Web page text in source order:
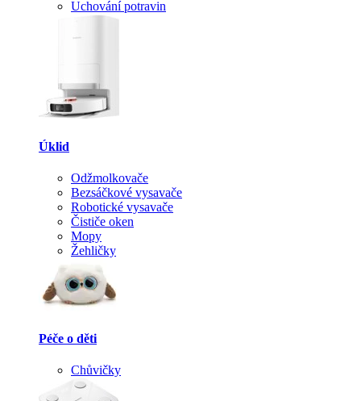
Uchování potravin
Úklid
Odžmolkovače
Bezsáčkové vysavače
Robotické vysavače
Čističe oken
Mopy
Žehličky
Péče o děti
Chůvičky